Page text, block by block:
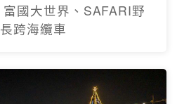
國大世界、SAFARI野
跨海纜車